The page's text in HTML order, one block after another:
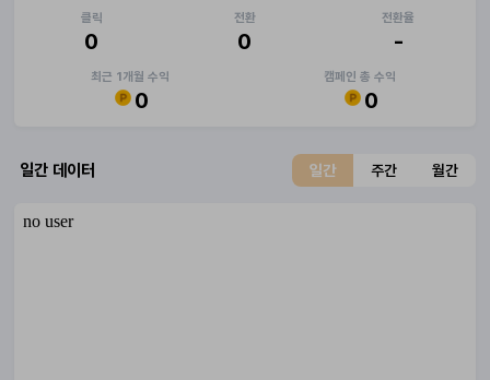
클릭
0
전환
0
전환율
-
최근 1개월 수익
0
캠페인 총 수익
0
일간 데이터 일간 주간 월간